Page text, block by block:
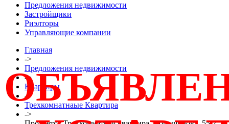
Предложения недвижимости
Застройщики
Риэлторы
Управляющие компании
Главная
->
Предложения недвижимости
->
Квартиры
->
Трехкомнатнаые Квартира
->